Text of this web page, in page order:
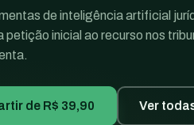
de inteligência artificial
inicial ao recurso nos
de R$ 39,90 Ver